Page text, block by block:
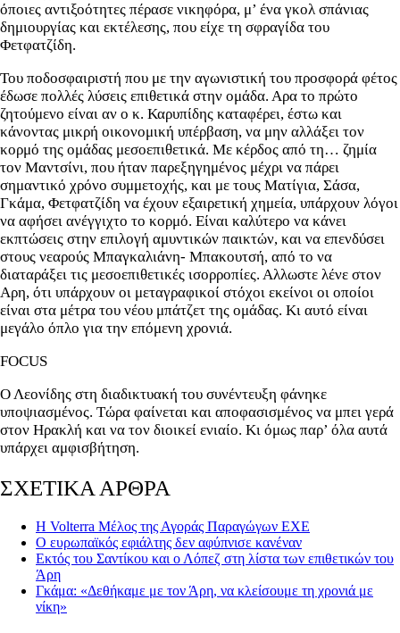
όποιες αντιξοότητες πέρασε νικηφόρα, μ’ ένα γκολ σπάνιας
δημιουργίας και εκτέλεσης, που είχε τη σφραγίδα του
Φετφατζίδη.
Του ποδοσφαιριστή που με την αγωνιστική του προσφορά φέτος
έδωσε πολλές λύσεις επιθετικά στην ομάδα. Αρα το πρώτο
ζητούμενο είναι αν ο κ. Καρυπίδης καταφέρει, έστω και
κάνοντας μικρή οικονομική υπέρβαση, να μην αλλάξει τον
κορμό της ομάδας μεσοεπιθετικά. Με κέρδος από τη… ζημία
τον Μαντσίνι, που ήταν παρεξηγημένος μέχρι να πάρει
σημαντικό χρόνο συμμετοχής, και με τους Ματίγια, Σάσα,
Γκάμα, Φετφατζίδη να έχουν εξαιρετική χημεία, υπάρχουν λόγοι
να αφήσει ανέγγιχτο το κορμό. Είναι καλύτερο να κάνει
εκπτώσεις στην επιλογή αμυντικών παικτών, και να επενδύσει
στους νεαρούς Μπαγκαλιάνη- Μπακουτσή, από το να
διαταράξει τις μεσοεπιθετικές ισορροπίες. Αλλωστε λένε στον
Αρη, ότι υπάρχουν οι μεταγραφικοί στόχοι εκείνοι οι οποίοι
είναι στα μέτρα του νέου μπάτζετ της ομάδας. Κι αυτό είναι
μεγάλο όπλο για την επόμενη χρονιά.
FOCUS
Ο Λεονίδης στη διαδικτυακή του συνέντευξη φάνηκε
υποψιασμένος. Τώρα φαίνεται και αποφασισμένος να μπει γερά
στον Ηρακλή και να τον διοικεί ενιαίο. Κι όμως παρ’ όλα αυτά
υπάρχει αμφισβήτηση.
ΣΧΕΤΙΚΑ ΑΡΘΡΑ
Η Volterra Μέλος της Αγοράς Παραγώγων ΕΧΕ
Ο ευρωπαϊκός εφιάλτης δεν αφύπνισε κανέναν
Εκτός του Σαντίκου και ο Λόπεζ στη λίστα των επιθετικών του
Άρη
Γκάμα: «Δεθήκαμε με τον Άρη, να κλείσουμε τη χρονιά με
νίκη»